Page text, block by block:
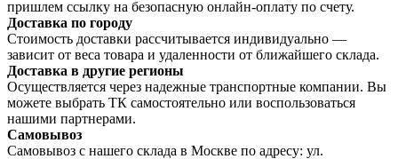
пришлем ссылку на безопасную онлайн-оплату по счету.
Доставка по городу
Стоимость доставки рассчитывается индивидуально —
зависит от веса товара и удаленности от ближайшего склада.
Доставка в другие регионы
Осуществляется через надежные транспортные компании. Вы
можете выбрать ТК самостоятельно или воспользоваться
нашими партнерами.
Самовывоз
Самовывоз с нашего склада в Москве по адресу: ул.